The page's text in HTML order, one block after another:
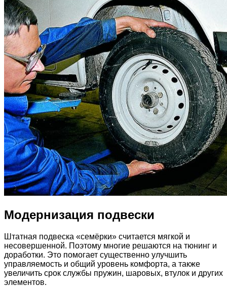
Модернизация подвески
Штатная подвеска «семёрки» считается мягкой и
несовершенной. Поэтому многие решаются на тюнинг и
доработки. Это помогает существенно улучшить
управляемость и общий уровень комфорта, а также
увеличить срок службы пружин, шаровых, втулок и других
элементов.